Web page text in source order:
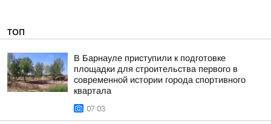
ТОП
В Барнауле приступили к подготовке
площадки для строительства первого в
современной истории города спортивного
квартала
07:03